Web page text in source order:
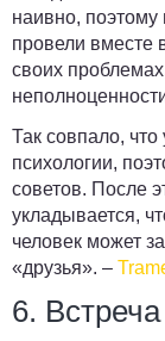
наивно, поэтому
провели вместе
своих
Так совпало,
психологии,
советов. После
укладывается,
человек может
«друзья». –
6.